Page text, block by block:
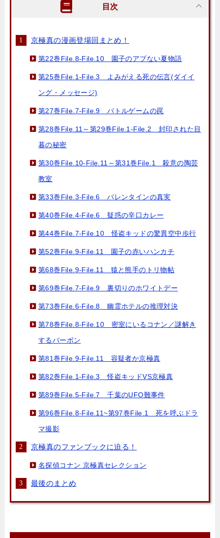
目次
京極真の漫画登場回まとめ！
第22巻File.8-File.10 園子のアブない夏物語
第25巻File.1-File.3 よみがえる死の伝言(ダイイ
ング・メッセージ)
第27巻File.7-File.9 バトルゲームの罠
第28巻File.11～第29巻File.1-File.2 封印された目
暮の秘密
第30巻File.10-File.11～第31巻File.1 殺意の陶芸
教室
第33巻File.3-File.6 バレンタインの真実
第40巻File.4-File.6 疑惑の辛口カレー
第44巻File.7-File.10 怪盗キッドの驚異空中歩行
第52巻File.9-File.11 園子の赤いハンカチ
第68巻File.9-File.11 猿と熊手のトリ物帖
第69巻File.7-File.9 裏切りのホワイトデー
第73巻File.6-File.8 幽霊ホテルの推理対決
第78巻File.8-File.10 密室にいるコナン／謎解き
するバーボン
第81巻File.9-File.11 容疑者か京極真
第82巻File.1-File.3 怪盗キッドVS京極真
第89巻File.5-File.7 千葉のUFO難事件
第96巻File.8-File.11~第97巻File.1 死を呼ぶドラ
マ撮影
京極真のファンブックに迫る！
名探偵コナン 京極真セレクション
最後のまとめ